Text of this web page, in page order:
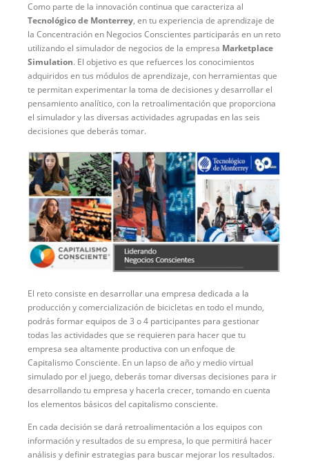
SIMULADORES DEMOS CLIENTES
NOSOTROS CONTACTO
Como parte de la innovación continua que caracteriza al
Tecnológico de Monterrey, en tu experiencia de aprendizaje de
la Concentración en Negocios Conscientes participarás en un reto
utilizando el simulador de negocios de la empresa Marketplace
Simulation. El objetivo es que refuerces los conocimientos
adquiridos en tus módulos de aprendizaje, con herramientas que
te permitan experimentar la toma de decisiones y desarrollar el
pensamiento analítico, con la retroalimentación que proporciona
el simulador y las diversas actividades agrupadas en las seis
decisiones que deberás tomar.
El reto consiste en desarrollar una empresa dedicada a la
producción y comercialización de bicicletas en todo el mundo,
podrás formar equipos de 3 o 4 participantes para gestionar
todas las actividades que se requieren para hacer que tu
empresa sea altamente productiva con un enfoque de
Capitalismo Consciente. En un lapso de año y medio virtual
simulado por el juego, deberás tomar diversas decisiones para ir
desarrollando tu empresa y hacerla crecer, tomando en cuenta
los elementos básicos del capitalismo consciente.
En cada decisión se dará retroalimentación a los equipos con
información y resultados de su empresa, lo que permitirá hacer
análisis y definir estrategias para buscar mejorar los resultados.